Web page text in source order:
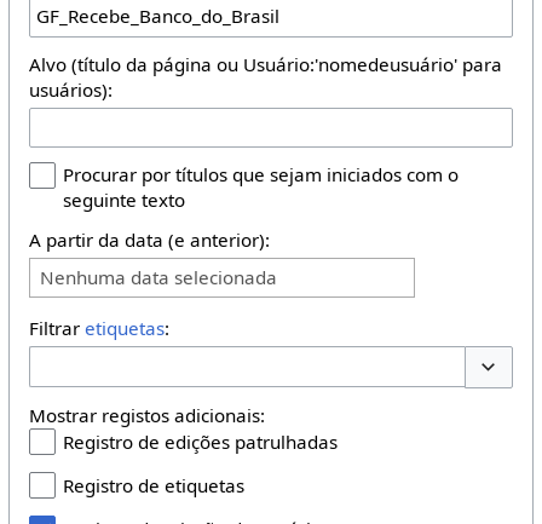
Alvo (título da página ou Usuário:'nomedeusuário' para
usuários):
Procurar por títulos que sejam iniciados com o
seguinte texto
A partir da data (e anterior):
Nenhuma data selecionada
Filtrar etiquetas:
Mostrar registos adicionais:
Registro de edições patrulhadas
Registro de etiquetas